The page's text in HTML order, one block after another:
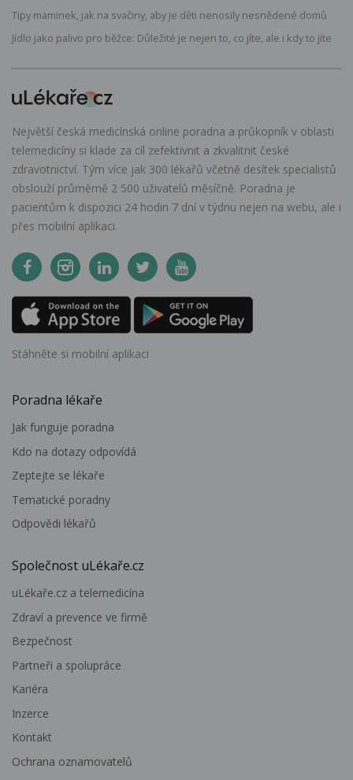
Tipy maminek, jak na svačiny, aby je děti nenosily nesnědené domů
Jídlo jako palivo pro běžce: Důležité je nejen to, co jíte, ale i kdy to jíte
Největší česká medicínská online poradna a průkopník v oblasti
telemedicíny si klade za cíl zefektivnit a zkvalitnit české
zdravotnictví. Tým více jak 300 lékařů včetně desítek specialistů
obslouží průměrně 2 500 uživatelů měsíčně. Poradna je
pacientům k dispozici 24 hodin 7 dní v týdnu nejen na webu, ale i
přes mobilní aplikaci.
Stáhněte si mobilní aplikaci
Poradna lékaře
Jak funguje poradna
Kdo na dotazy odpovídá
Zeptejte se lékaře
Tematické poradny
Odpovědi lékařů
Společnost uLékaře.cz
uLékaře.cz a telemedicína
Zdraví a prevence ve firmě
Bezpečnost
Partneři a spolupráce
Kariéra
Inzerce
Kontakt
Ochrana oznamovatelů